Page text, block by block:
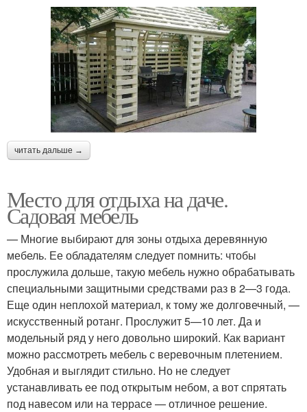
читать дальше →
Место для отдыха на даче.
Садовая мебель
— Многие выбирают для зоны отдыха деревянную
мебель. Ее обладателям следует помнить: чтобы
прослужила дольше, такую мебель нужно обрабатывать
специальными защитными средствами раз в 2—3 года.
Еще один неплохой материал, к тому же долговечный, —
искусственный ротанг. Прослужит 5—10 лет. Да и
модельный ряд у него довольно широкий. Как вариант
можно рассмотреть мебель с веревочным плетением.
Удобная и выглядит стильно. Но не следует
устанавливать ее под открытым небом, а вот спрятать
под навесом или на террасе — отличное решение.